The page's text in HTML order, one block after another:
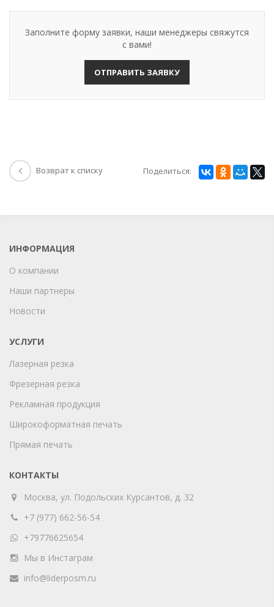
Заполните форму заявки, наши менеджеры свяжутся
с вами!
ОТПРАВИТЬ ЗАЯВКУ
Возврат к списку Поделиться:
ИНФОРМАЦИЯ
О компании
Наши партнеры
Новости
УСЛУГИ
Лазерная резка
Фрезерная резка
Рекламная продукция
Широкоформатная печать
Прямая печать
КОНТАКТЫ
Москва, ул. Подольских Курсантов, д. 32
+7 (977) 662-56-54
+79776625654
Мы в Инстаграм
info@liderposm.ru